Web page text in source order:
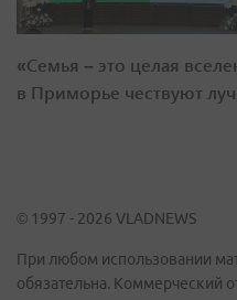
«Семья – это целая
в Приморье чествуют
© 1997 - 2026 VLADNEWS
При любом использовании
обязательна. Коммерческий